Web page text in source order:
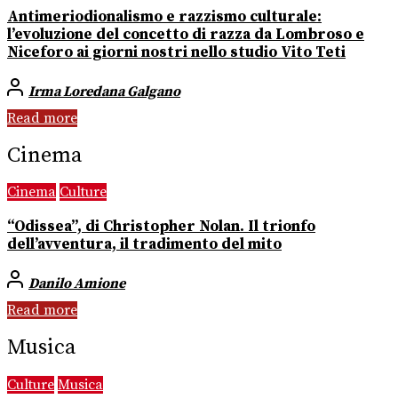
Antimeriodionalismo e razzismo culturale:
l’evoluzione del concetto di razza da Lombroso e
Niceforo ai giorni nostri nello studio Vito Teti
Irma Loredana Galgano
Read more
Cinema
Cinema Culture
“Odissea”, di Christopher Nolan. Il trionfo
dell’avventura, il tradimento del mito
Danilo Amione
Read more
Musica
Culture Musica